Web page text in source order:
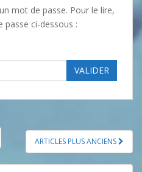
mot de passe. Pour le lire,
ci-dessous :
VALIDER
ARTICLES
ARTICLES PLUS ANCIENS